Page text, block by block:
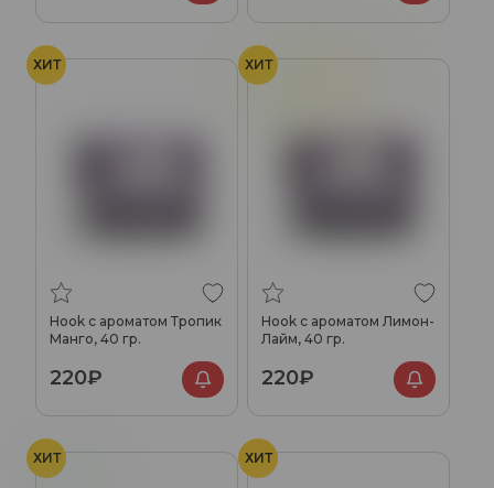
ХИТ
Hook с ароматом Тропик
Манго, 40 гр.
220₽
ХИТ
Лайм
Hook с ароматом Лимон-
Лайм, 40 гр.
220₽
ХИТ
Мята
ХИТ